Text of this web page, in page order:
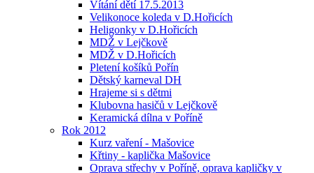
Vítání dětí 17.5.2013
Velikonoce koleda v D.Hořicích
Heligonky v D.Hořicích
MDŽ v Lejčkově
MDŽ v D.Hořicích
Pletení košíků Pořín
Dětský karneval DH
Hrajeme si s dětmi
Klubovna hasičů v Lejčkově
Keramická dílna v Poříně
Rok 2012
Kurz vaření - Mašovice
Křtiny - kaplička Mašovice
Oprava střechy v Poříně, oprava kapličky v